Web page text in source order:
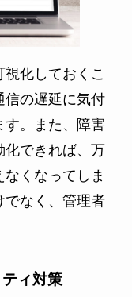
化しておくこ
信の遅延に気付
す。また、障害
化できれば、万
くなってしま
でなく、管理者
ィ対策